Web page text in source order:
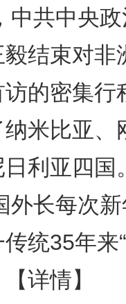
共中央政
结束对非
的密集行
米比亚、
日利亚四国
外长每次
统35年来
【详情】